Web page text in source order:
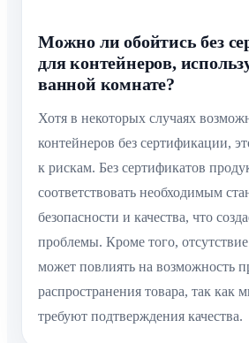
Можно ли обойтись без
для контейнеров,
ванной комнате?
Хотя в некоторых случаях
контейнеров без сертификации,
к рискам. Без сертификатов
соответствовать необходимым
безопасности и качества, что
проблемы. Кроме того,
может повлиять на возможность
распространения товара, так как
требуют подтверждения качества.